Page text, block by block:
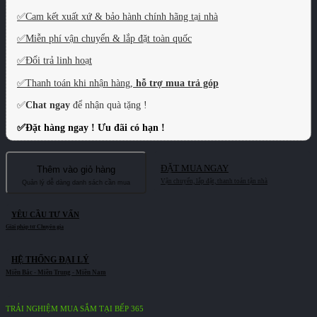
✅Cam kết xuất xứ & bảo hành chính hãng tại nhà
✅Miễn phí vận chuyển & lắp đặt toàn quốc
✅Đổi trả linh hoạt
✅Thanh toán khi nhận hàng, hỗ trợ mua trả góp
✅Chat ngay để nhận quà tặng !
✅Đặt hàng ngay ! Ưu đãi có hạn !
Thêm vào giỏ hàng ĐẶT MUA NGAY
YÊU CẦU TƯ VẤN
HỆ THỐNG ĐẠI LÝ
TRẢI NGHIỆM MUA SẮM TẠI BẾP 365